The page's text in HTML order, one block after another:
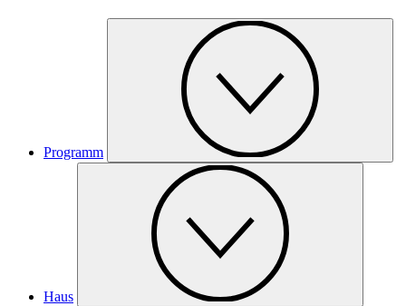
Programm
Haus